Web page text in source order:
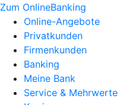
Zum OnlineBanking
Online-Angebote
Privatkunden
Firmenkunden
Banking
Meine Bank
Service & Mehrwerte